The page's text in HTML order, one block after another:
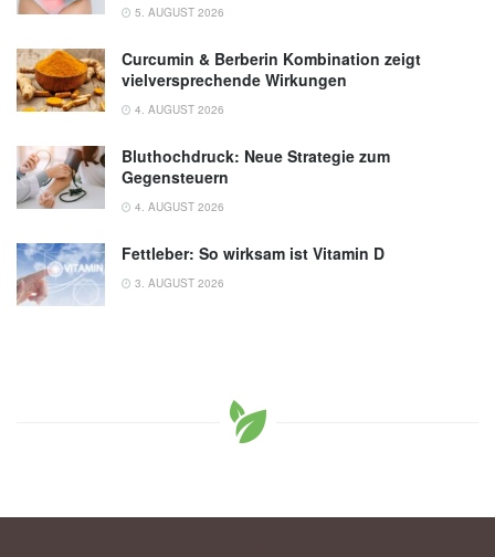
5. AUGUST 2026
Curcumin & Berberin Kombination zeigt
vielversprechende Wirkungen
4. AUGUST 2026
Bluthochdruck: Neue Strategie zum
Gegensteuern
4. AUGUST 2026
Fettleber: So wirksam ist Vitamin D
3. AUGUST 2026